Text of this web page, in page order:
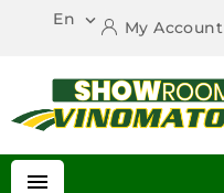
En  My Account
